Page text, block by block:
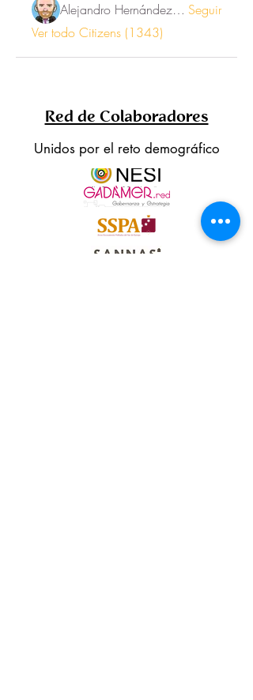
Alejandro Hernández Renner Seguir
Ver todo Citizens (1343)
Red de Colaboradores
Unidos por el reto demográfico